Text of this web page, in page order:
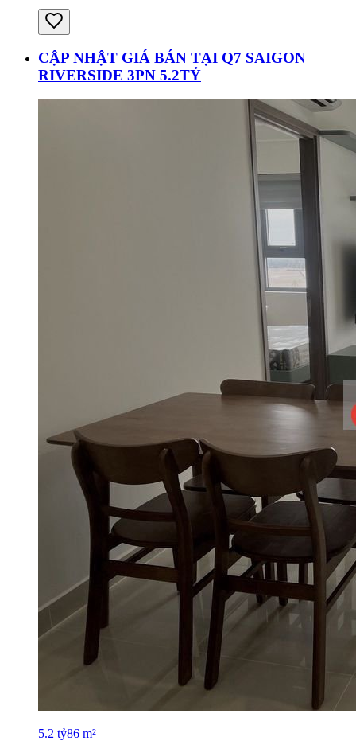
CẬP NHẬT GIÁ BÁN TẠI Q7 SAIGON
RIVERSIDE 3PN 5.2TỶ
5.2 tỷ86 m²